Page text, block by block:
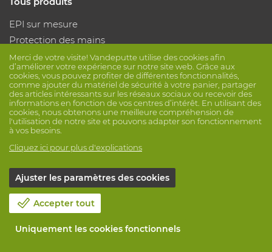
Merci de votre visite! Vandeputte utilise des cookies afin
d’améliorer votre expérience sur notre site web. Grâce aux
cookies, vous pouvez profiter de différentes fonctionnalités,
comme ajouter du matériel de sécurité à votre panier, partager
des articles intéressants sur les réseaux sociaux ou recevoir des
informations en fonction de vos centres d’intérêt. En utilisant des
cookies, nous obtenons une meilleure compréhension de
l'utilisation de notre site et pouvons adapter son fonctionnement
à vos besoins.
Cliquez ici pour plus d'explications
Ajuster les paramètres des cookies
Accepter tout
Uniquement les cookies fonctionnels
EPI sur mesure
Protection des mains
Protection des pieds
Vêtements de protection
Suivez nous
© Vandeputte Conditions de vente
Avis de non-responsabilité
Informations de session